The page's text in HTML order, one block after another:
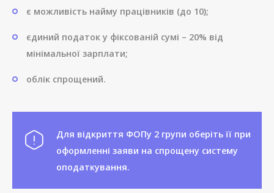
є можливість найму працівників (до 10);
єдиний податок у фіксованій сумі – 20% від
мінімальної зарплати;
облік спрощений.
Для відкриття ФОПу 2 групи оберіть її при
оформленні заяви на спрощену систему
оподаткування.